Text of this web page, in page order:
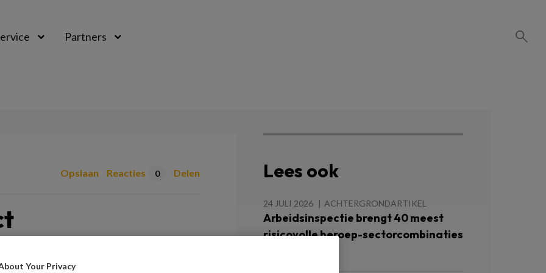
Partners
Opslaan Reacties 0 Delen Lees ook
24 JULI 2026 ACHTERGRONDARTIKEL
Arbeidsinspectie brengt 40 meest
risicovolle beroep-sectorcombinaties
Your Privacy